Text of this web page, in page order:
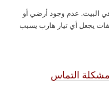
البيت. عدم وجود أرضي أو
يجعل أي تيار هارب يسبب
التماس